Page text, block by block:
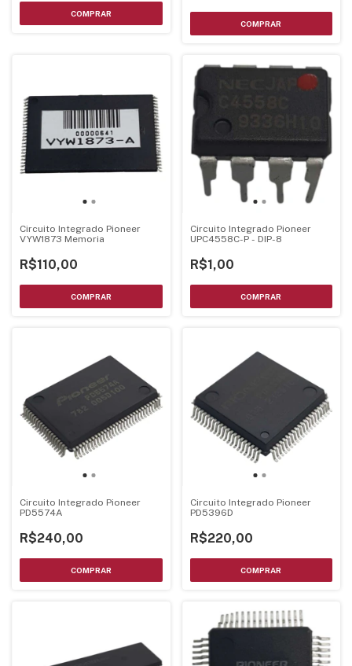
Circuito Integrado Pioneer
VYW1873 Memoria
R$110,00
Circuito Integrado Pioneer
UPC4558C-P - DIP-8
R$1,00
Circuito Integrado Pioneer
PD5574A
R$240,00
Circuito Integrado Pioneer
PD5396D
R$220,00